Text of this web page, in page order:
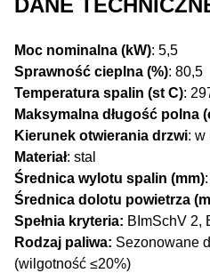
DANE
Moc nominalna (kW): 5,5
Sprawność cieplna (%): 80,5
Temperatura spalin (st C):
Maksymalna długość polna
Kierunek otwierania drzwi: w
Materiał: stal
Średnica wylotu spalin (mm)
Średnica dolotu powietrza
Spełnia kryteria: BImSchV 2,
Rodzaj paliwa: Sezonowane
(wilgotność ≤20%)